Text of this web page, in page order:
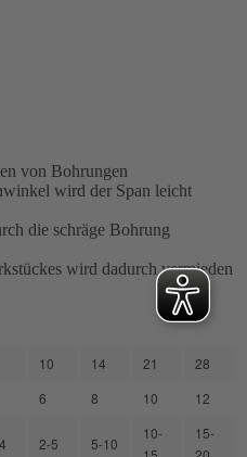
von Bohrungen
wird der Span leicht
die schräge Bohrung
wird dadurch vermieden
10 14 21
28
6 8 10 12
2-5 5-10
10-
15-